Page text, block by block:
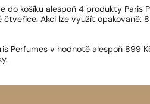
do košíku alespoň 4 produkty
Akci lze využít opakovaně:
Perfumes v hodnotě alespoň